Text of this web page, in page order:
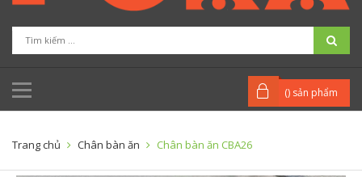
() sản phẩm
Trang chủ Chân bàn ăn Chân bàn ăn CBA26